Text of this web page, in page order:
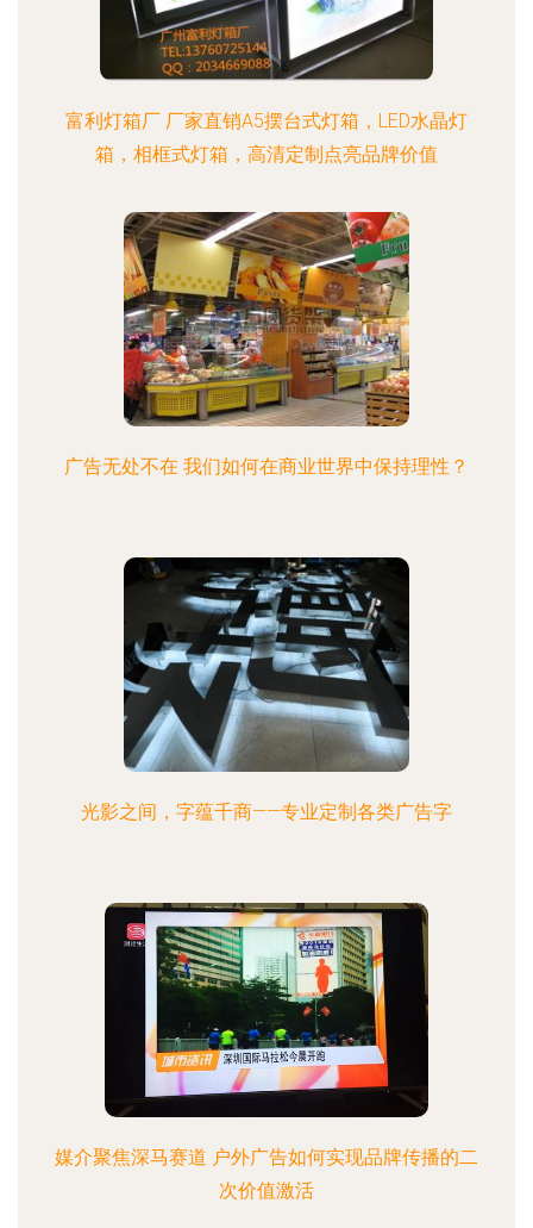
富利灯箱厂 厂家直销A5摆台式灯箱，LED水晶灯
箱，相框式灯箱，高清定制点亮品牌价值
广告无处不在 我们如何在商业世界中保持理性？
光影之间，字蕴千商——专业定制各类广告字
媒介聚焦深马赛道 户外广告如何实现品牌传播的二
次价值激活